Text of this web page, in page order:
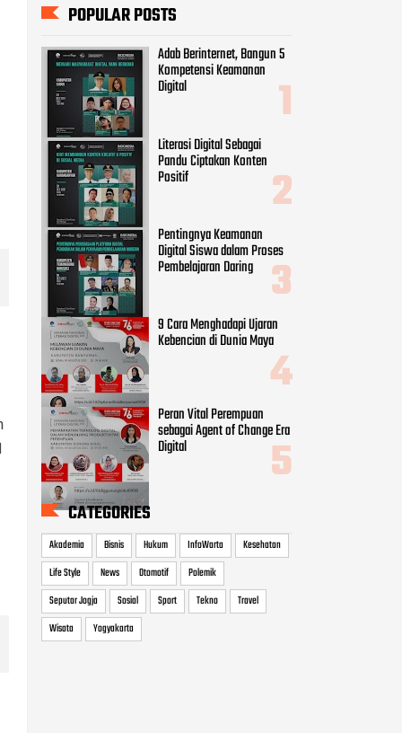
POPULAR POSTS
Adab Berinternet, Bangun 5
Kompetensi Keamanan
Digital
Literasi Digital Sebagai
Pandu Ciptakan Konten
Positif
Pentingnya Keamanan
Digital Siswa dalam Proses
Pembelajaran Daring
9 Cara Menghadapi Ujaran
Kebencian di Dunia Maya
Peran Vital Perempuan
sebagai Agent of Change Era
Digital
CATEGORIES
Akademia Bisnis Hukum InfoWarta
Kesehatan
Life Style
News Otomotif
Polemik
Seputar Jogja
Sosial Sport Tekno
Travel
Wisata
Yogyakarta